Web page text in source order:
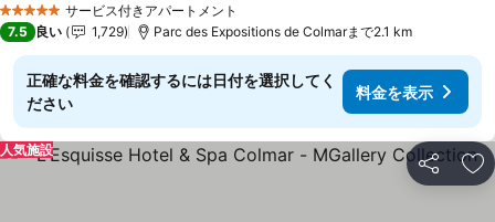
5 ホテルのランクサービス付きアパートメント
7.5
良い 1,729 Parc des Expositions de Colmarまで2.1 km
正確な料金を確認するには日付を選択してく
ださい
料金を表示
シェア お
人気施設